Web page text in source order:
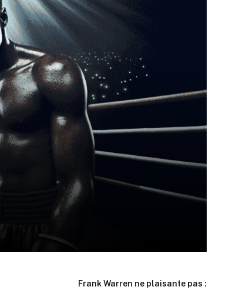
Frank Warren ne plaisante pas :